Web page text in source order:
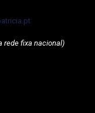
rede fixa nacional)